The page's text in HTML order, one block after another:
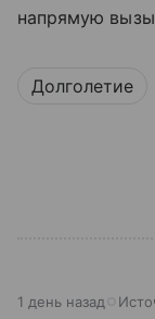
напрямую
Долголетие
1 день назад